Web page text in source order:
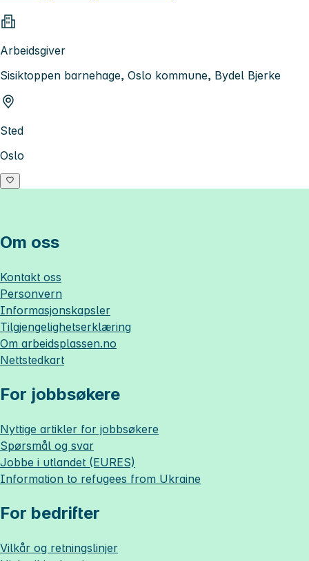
Arbeidsgiver
Sisiktoppen barnehage, Oslo kommune, Bydel Bjerke
Sted
Oslo
Om oss
Kontakt oss
Personvern
Informasjonskapsler
Tilgjengelighetserklæring
Om arbeidsplassen.no
Nettstedkart
For jobbsøkere
Nyttige artikler for jobbsøkere
Spørsmål og svar
Jobbe i utlandet (EURES)
Information to refugees from Ukraine
For bedrifter
Vilkår og retningslinjer